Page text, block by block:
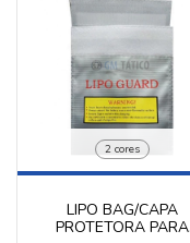
2 cores
LIPO BAG/CAPA
PROTETORA PARA